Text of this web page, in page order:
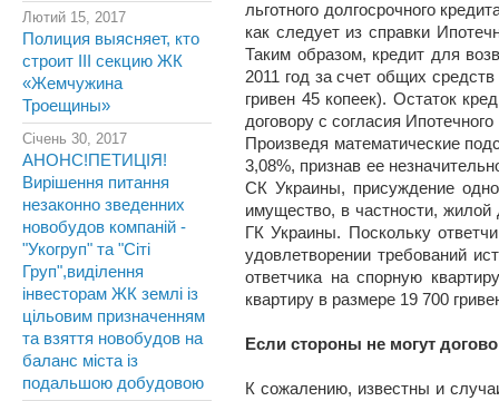
Лютий 15, 2017
Полиция выясняет, кто
строит III секцию ЖК
«Жемчужина
Троещины»
Січень 30, 2017
АНОНС!ПЕТИЦІЯ!
Вирішення питання
незаконно зведенних
новобудов компаній -
"Укогруп" та "Сіті
Груп",виділення
інвесторам ЖК землі із
цільовим призначенням
та взяття новобудов на
баланс міста із
подальшою добудовою
льготного долгосрочного
как следует из справки
Таким образом, кредит для
2011 год за счет общих
гривен 45 копеек). Остаток
договору с согласия
Произведя математические
3,08%, признав ее
СК Украины, присуждение
имущество, в частности,
ГК Украины. Поскольку
удовлетворении требований
ответчика на спорную
квартиру в размере 19 700
Если стороны не могут
К сожалению, известны и